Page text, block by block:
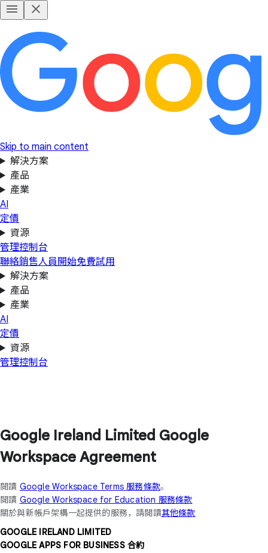
Skip to main content
解決方案
產品
產業
AI
定價
資源
管理控制台
聯絡銷售人員開始免費試用
解決方案
產品
產業
AI
定價
資源
管理控制台
Google Ireland Limited Google
Workspace Agreement
閱讀 Google Workspace Terms 服務條款。
閱讀 Google Workspace for Education 服務條款
關於與新帳戶架構一起提供的服務，請閱讀其他條款
GOOGLE IRELAND LIMITED
GOOGLE APPS FOR BUSINESS 合約